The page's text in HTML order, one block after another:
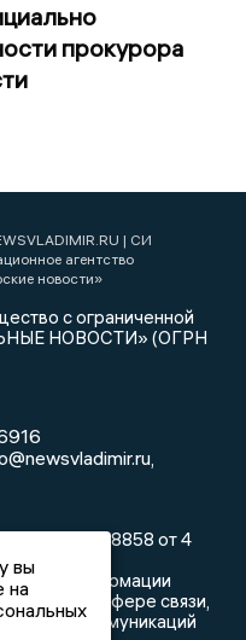
прокурора
| СИ
агентство
новости»
с ограниченной
НОВОСТИ» (ОГРН
,
№ ФС77-78858 от 4
реестра
информации
в сфере связи,
коммуникаций
вы
на